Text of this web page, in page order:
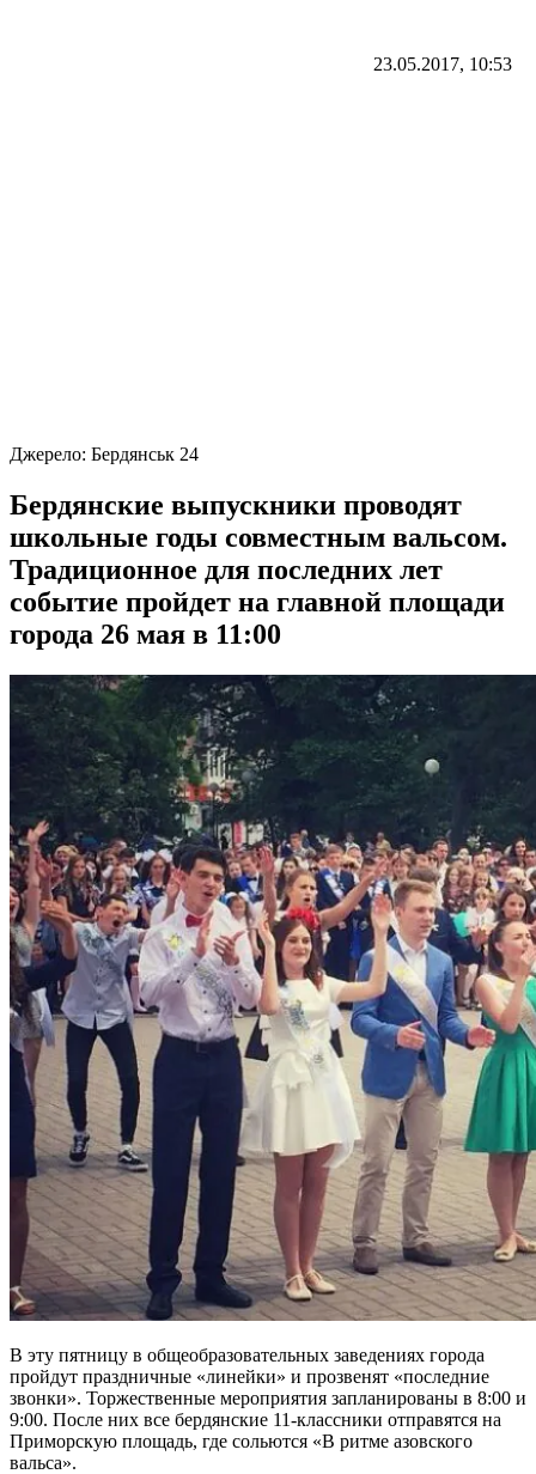
23.05.2017, 10:53
Джерело: Бердянськ 24
Бердянские выпускники проводят
школьные годы совместным вальсом.
Традиционное для последних лет
событие пройдет на главной площади
города 26 мая в 11:00
В эту пятницу в общеобразовательных заведениях города
пройдут праздничные «линейки» и прозвенят «последние
звонки». Торжественные мероприятия запланированы в 8:00 и
9:00. После них все бердянские 11-классники отправятся на
Приморскую площадь, где сольются «В ритме азовского
вальса».